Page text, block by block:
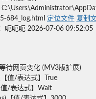
684_log.html 定位文件 复制
呃呃呃 2026-07-06 09:52:05
待网页变化 (MV3版扩展)
【值/表达式】
True
值/表达式】 Wait